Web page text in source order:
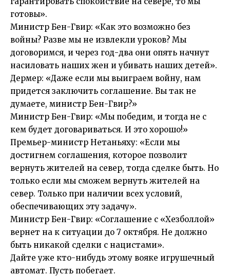
готовы».
Министр Бен-Гвир: «Как это возможно без
войны? Разве мы не извлекли уроков? Мы
договоримся, и через год-два они опять начнут
насиловать наших жен и убивать наших детей».
Дермер: «Даже если мы выиграем войну, нам
придется заключить соглашение. Вы так не
думаете, министр Бен-Гвир?»
Министр Бен-Гвир: «Мы победим, и тогда не с
кем будет договариваться. И это хорошо!»
Премьер-министр Нетаньяху: «Если мы
достигнем соглашения, которое позволит
вернуть жителей на север, тогда сделке быть. Но
только если мы сможем вернуть жителей на
север. Только при наличии всех условий,
обеспечивающих эту задачу».
Министр Бен-Гвир: «Соглашение с «Хезболлой»
вернет на к ситуации до 7 октября. Не должно
быть никакой сделки с нацистами».
Дайте уже кто-нибудь этому вояке игрушечный
автомат. Пусть побегает.